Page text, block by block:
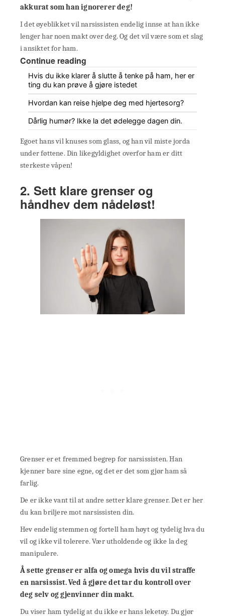
akkurat som han ignorerer deg!
I det øyeblikket vil narsissisten endelig innse at han ikke
lenger har noen makt over deg. Og det vil være som et slag
i ansiktet for ham.
Continue reading
Hvis du ikke klarer å slutte å tenke på ham, her er
ting du kan prøve å gjøre istedet
Hvordan kan reise hjelpe deg med hjertesorg?
Dårlig humør? Ikke la det ødelegge dagen din.
Egoet hans vil knuses som glass, og han vil miste jorda
under føttene. Din likegyldighet overfor ham er ditt
sterkeste våpen!
2. Sett klare grenser og
håndhev dem nådeløst!
Grenser er et fremmed begrep for narsissisten. Han
kjenner bare sine egne, og det er det som gjør ham så
farlig.
De er ikke vant til at andre setter klare grenser. Det er her
du kan briljere mot narsissisten din.
Hev endelig stemmen og fortell ham høyt og tydelig hva du
vil og ikke vil tolerere. Vær utholdende og ikke la deg
manipulere.
Å sette grenserer alfa og omega hvis du vil straffe
en narsissist. Ved å gjøre det tar du kontroll over
deg selv og gjenvinner din makt.
Du viser ham tydelig at du ikke er hans leketøy. Du gjør